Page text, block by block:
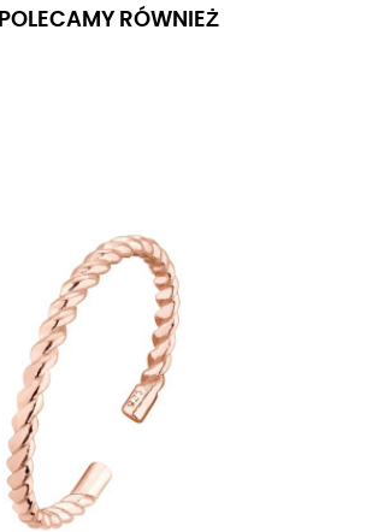
POLECAMY RÓWNIEŻ